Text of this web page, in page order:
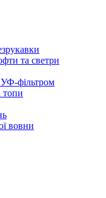
та светри
фільтром
топи
вовни